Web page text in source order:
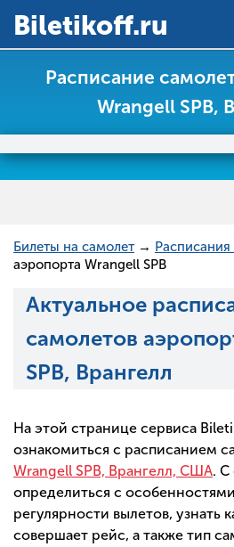
Вiletikoff.ru
Расписание
Wrangell SPB,
Билеты на самолет → Расписания
аэропорта Wrangell SPB
Актуальное
самолетов
SPB, Врангелл
На этой странице сервиса
ознакомиться с расписанием
Wrangell SPB, Врангелл, США.
определиться с
регулярности вылетов, узнать
совершает рейс, а также тип